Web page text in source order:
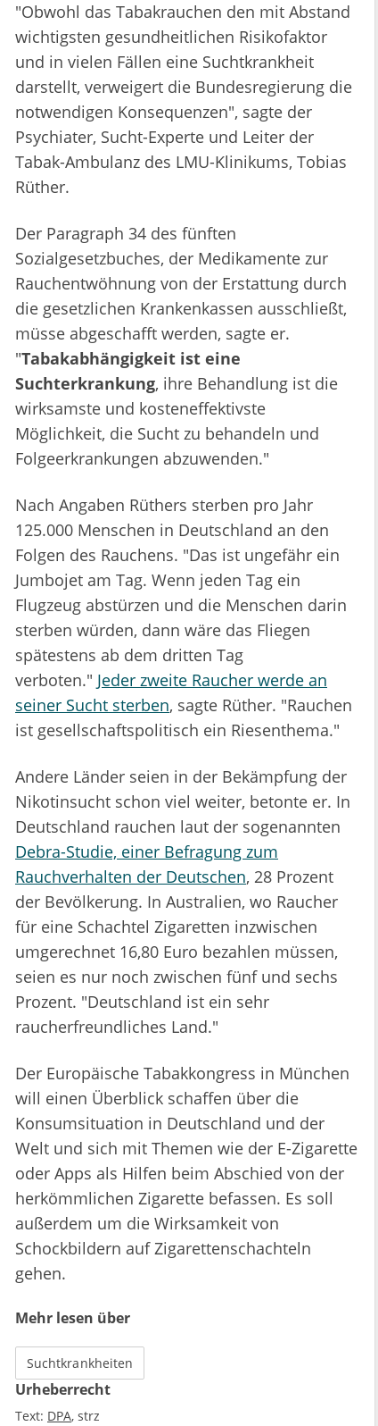
"Obwohl das Tabakrauchen den mit Abstand
wichtigsten gesundheitlichen Risikofaktor
und in vielen Fällen eine Suchtkrankheit
darstellt, verweigert die Bundesregierung die
notwendigen Konsequenzen", sagte der
Psychiater, Sucht-Experte und Leiter der
Tabak-Ambulanz des LMU-Klinikums, Tobias
Rüther.
Der Paragraph 34 des fünften
Sozialgesetzbuches, der Medikamente zur
Rauchentwöhnung von der Erstattung durch
die gesetzlichen Krankenkassen ausschließt,
müsse abgeschafft werden, sagte er.
"Tabakabhängigkeit ist eine
Suchterkrankung, ihre Behandlung ist die
wirksamste und kosteneffektivste
Möglichkeit, die Sucht zu behandeln und
Folgeerkrankungen abzuwenden."
Nach Angaben Rüthers sterben pro Jahr
125.000 Menschen in Deutschland an den
Folgen des Rauchens. "Das ist ungefähr ein
Jumbojet am Tag. Wenn jeden Tag ein
Flugzeug abstürzen und die Menschen darin
sterben würden, dann wäre das Fliegen
spätestens ab dem dritten Tag
verboten." Jeder zweite Raucher werde an
seiner Sucht sterben, sagte Rüther. "Rauchen
ist gesellschaftspolitisch ein Riesenthema."
Andere Länder seien in der Bekämpfung der
Nikotinsucht schon viel weiter, betonte er. In
Deutschland rauchen laut der sogenannten
Debra-Studie, einer Befragung zum
Rauchverhalten der Deutschen, 28 Prozent
der Bevölkerung. In Australien, wo Raucher
für eine Schachtel Zigaretten inzwischen
umgerechnet 16,80 Euro bezahlen müssen,
seien es nur noch zwischen fünf und sechs
Prozent. "Deutschland ist ein sehr
raucherfreundliches Land."
Der Europäische Tabakkongress in München
will einen Überblick schaffen über die
Konsumsituation in Deutschland und der
Welt und sich mit Themen wie der E-Zigarette
oder Apps als Hilfen beim Abschied von der
herkömmlichen Zigarette befassen. Es soll
außerdem um die Wirksamkeit von
Schockbildern auf Zigarettenschachteln
gehen.
Mehr lesen über
Suchtkrankheiten
Urheberrecht
Text: DPA strz